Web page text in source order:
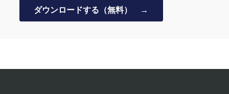
ダウンロードする（無料） →